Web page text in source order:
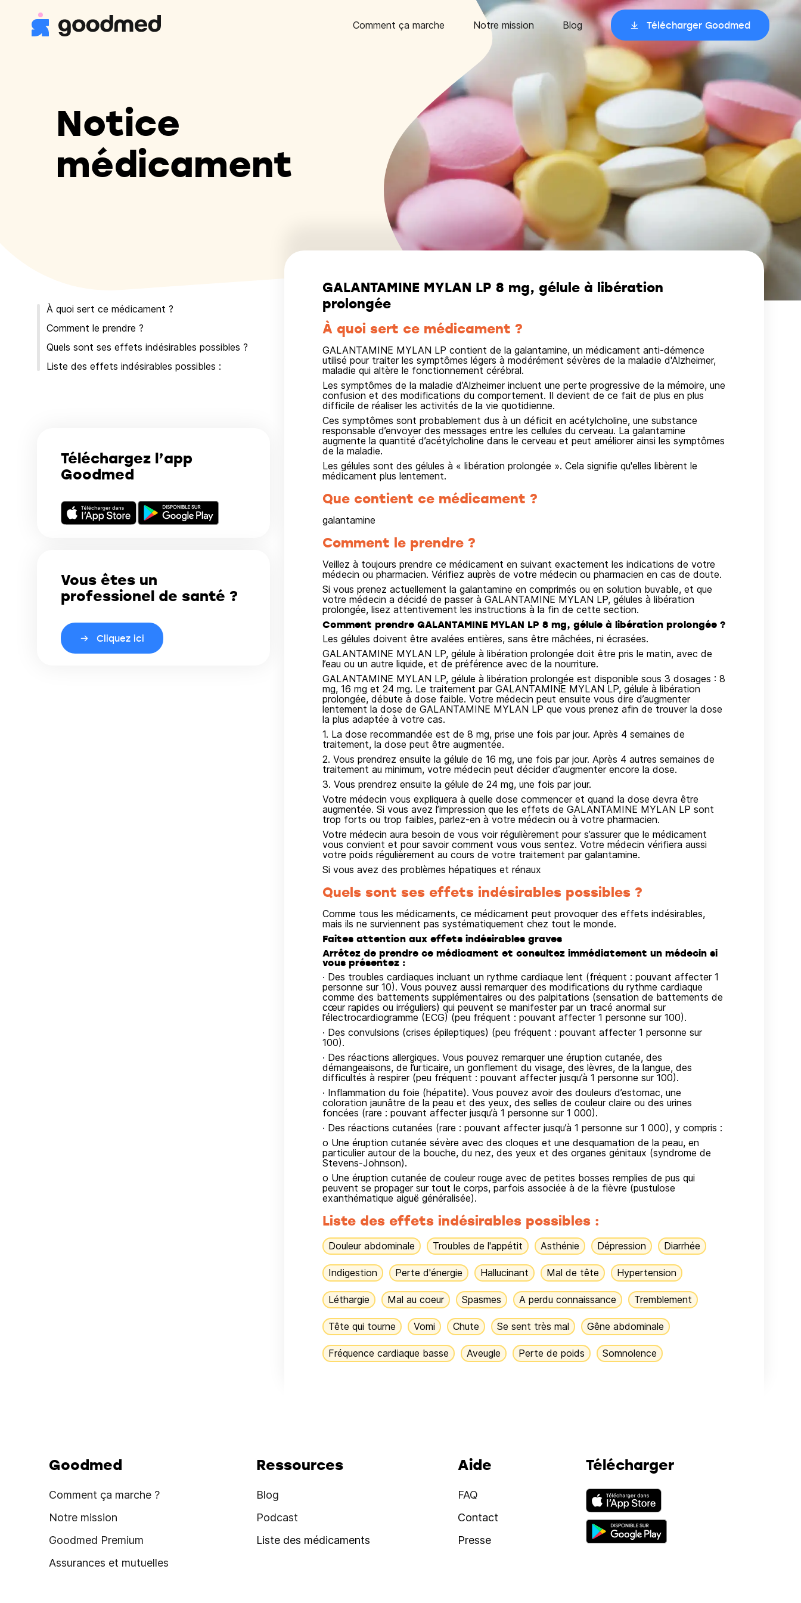
Comment ça marche Notre mission Blog Télécharger Goodmed
Notice
médicament
À quoi sert ce médicament ?
Comment le prendre ?
Quels sont ses effets indésirables possibles ?
Liste des effets indésirables possibles :
Téléchargez l’app
Goodmed
Vous êtes un
professionel de santé ?
Cliquez ici
GALANTAMINE MYLAN LP 8 mg, gélule à libération
prolongée
À quoi sert ce médicament ?
GALANTAMINE MYLAN LP contient de la galantamine, un médicament anti-démence
utilisé pour traiter les symptômes légers à modérément sévères de la maladie d'Alzheimer,
maladie qui altère le fonctionnement cérébral.
Les symptômes de la maladie d’Alzheimer incluent une perte progressive de la mémoire, une
confusion et des modifications du comportement. Il devient de ce fait de plus en plus
difficile de réaliser les activités de la vie quotidienne.
Ces symptômes sont probablement dus à un déficit en acétylcholine, une substance
responsable d’envoyer des messages entre les cellules du cerveau. La galantamine
augmente la quantité d’acétylcholine dans le cerveau et peut améliorer ainsi les symptômes
de la maladie.
Les gélules sont des gélules à « libération prolongée ». Cela signifie qu'elles libèrent le
médicament plus lentement.
Que contient ce médicament ?
galantamine
Comment le prendre ?
Veillez à toujours prendre ce médicament en suivant exactement les indications de votre
médecin ou pharmacien. Vérifiez auprès de votre médecin ou pharmacien en cas de doute.
Si vous prenez actuellement la galantamine en comprimés ou en solution buvable, et que
votre médecin a décidé de passer à GALANTAMINE MYLAN LP, gélules à libération
prolongée, lisez attentivement les instructions à la fin de cette section.
Comment prendre GALANTAMINE MYLAN LP 8 mg, gélule à libération prolongée ?
Les gélules doivent être avalées entières, sans être mâchées, ni écrasées.
GALANTAMINE MYLAN LP, gélule à libération prolongée doit être pris le matin, avec de
l’eau ou un autre liquide, et de préférence avec de la nourriture.
GALANTAMINE MYLAN LP, gélule à libération prolongée est disponible sous 3 dosages : 8
mg, 16 mg et 24 mg. Le traitement par GALANTAMINE MYLAN LP, gélule à libération
prolongée, débute à dose faible. Votre médecin peut ensuite vous dire d’augmenter
lentement la dose de GALANTAMINE MYLAN LP que vous prenez afin de trouver la dose
la plus adaptée à votre cas.
1. La dose recommandée est de 8 mg, prise une fois par jour. Après 4 semaines de
traitement, la dose peut être augmentée.
2. Vous prendrez ensuite la gélule de 16 mg, une fois par jour. Après 4 autres semaines de
traitement au minimum, votre médecin peut décider d’augmenter encore la dose.
3. Vous prendrez ensuite la gélule de 24 mg, une fois par jour.
Votre médecin vous expliquera à quelle dose commencer et quand la dose devra être
augmentée. Si vous avez l’impression que les effets de GALANTAMINE MYLAN LP sont
trop forts ou trop faibles, parlez-en à votre médecin ou à votre pharmacien.
Votre médecin aura besoin de vous voir régulièrement pour s’assurer que le médicament
vous convient et pour savoir comment vous vous sentez. Votre médecin vérifiera aussi
votre poids régulièrement au cours de votre traitement par galantamine.
Si vous avez des problèmes hépatiques et rénaux
Quels sont ses effets indésirables possibles ?
Comme tous les médicaments, ce médicament peut provoquer des effets indésirables,
mais ils ne surviennent pas systématiquement chez tout le monde.
Faites attention aux effets indésirables graves
Arrêtez de prendre ce médicament et consultez immédiatement un médecin si
vous présentez :
· Des troubles cardiaques incluant un rythme cardiaque lent (fréquent : pouvant affecter 1
personne sur 10). Vous pouvez aussi remarquer des modifications du rythme cardiaque
comme des battements supplémentaires ou des palpitations (sensation de battements de
cœur rapides ou irréguliers) qui peuvent se manifester par un tracé anormal sur
l’électrocardiogramme (ECG) (peu fréquent : pouvant affecter 1 personne sur 100).
· Des convulsions (crises épileptiques) (peu fréquent : pouvant affecter 1 personne sur
100).
· Des réactions allergiques. Vous pouvez remarquer une éruption cutanée, des
démangeaisons, de l’urticaire, un gonflement du visage, des lèvres, de la langue, des
difficultés à respirer (peu fréquent : pouvant affecter jusqu’à 1 personne sur 100).
· Inflammation du foie (hépatite). Vous pouvez avoir des douleurs d’estomac, une
coloration jaunâtre de la peau et des yeux, des selles de couleur claire ou des urines
foncées (rare : pouvant affecter jusqu’à 1 personne sur 1 000).
· Des réactions cutanées (rare : pouvant affecter jusqu’à 1 personne sur 1 000), y compris :
o Une éruption cutanée sévère avec des cloques et une desquamation de la peau, en
particulier autour de la bouche, du nez, des yeux et des organes génitaux (syndrome de
Stevens-Johnson).
o Une éruption cutanée de couleur rouge avec de petites bosses remplies de pus qui
peuvent se propager sur tout le corps, parfois associée à de la fièvre (pustulose
exanthématique aiguë généralisée).
Liste des effets indésirables possibles :
Douleur abdominale Troubles de l'appétit Asthénie Dépression Diarrhée
Indigestion Perte d'énergie Hallucinant Mal de tête Hypertension
Léthargie Mal au coeur Spasmes A perdu connaissance Tremblement
Tête qui tourne Vomi Chute Se sent très mal Gêne abdominale
Fréquence cardiaque basse Aveugle Perte de poids Somnolence
Goodmed
Comment ça marche ?
Notre mission
Goodmed Premium
Assurances et mutuelles
Ressources
Blog
Podcast
Liste des médicaments
Aide
FAQ
Contact
Presse
Télécharger